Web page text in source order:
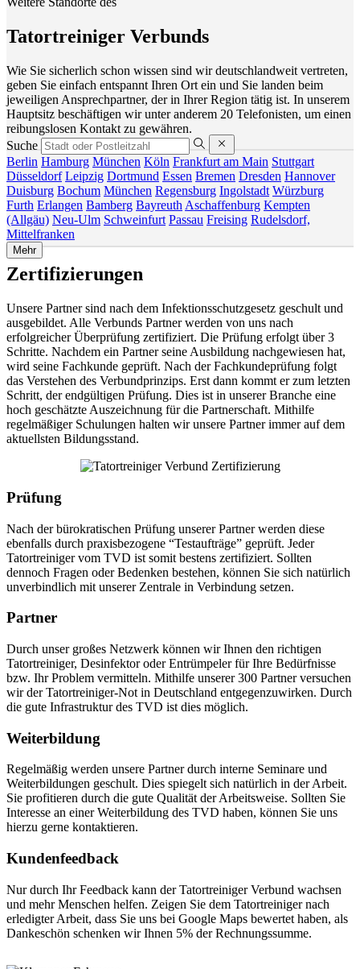
Tatortreiniger Verbunds
Wie Sie sicherlich schon wissen sind wir deutschlandweit vertreten,
geben Sie einfach entspannt Ihren Ort ein und Sie landen beim
jeweiligen Ansprechpartner, der in Ihrer Region tätig ist. In unserem
Hauptsitz beschäftigen wir unter anderem 20 Telefonisten, um einen
reibungslosen Kontakt zu gewähren.
Suche
Berlin Hamburg München Köln Frankfurt am Main Stuttgart
Düsseldorf Leipzig Dortmund Essen Bremen Dresden Hannover
Duisburg Bochum München Regensburg Ingolstadt Würzburg
Furth Erlangen Bamberg Bayreuth Aschaffenburg Kempten
(Allgäu) Neu-Ulm Schweinfurt Passau Freising Rudelsdorf,
Mittelfranken
Mehr
Zertifizierungen
Unsere Partner sind nach dem Infektionsschutzgesetz geschult und
ausgebildet. Alle Verbunds Partner werden von uns nach
erfolgreicher Überprüfung zertifiziert. Die Prüfung erfolgt über 3
Schritte. Nachdem ein Partner seine Ausbildung nachgewiesen hat,
wird seine Fachkunde geprüft. Nach der Fachkundeprüfung folgt
das Verstehen des Verbundprinzips. Erst dann kommt er zum letzten
Schritt, der endgültigen Prüfung. Dies ist in unserer Branche eine
hoch geschätzte Auszeichnung für die Partnerschaft. Mithilfe
regelmäßiger Schulungen halten wir unsere Partner immer auf dem
aktuellsten Bildungsstand.
Prüfung
Nach der bürokratischen Prüfung unserer Partner werden diese
ebenfalls durch praxisbezogene “Testaufträge” geprüft. Jeder
Tatortreiniger vom TVD ist somit bestens zertifiziert. Sollten
dennoch Fragen oder Bedenken bestehen, können Sie sich natürlich
unverbindlich mit unserer Zentrale in Verbindung setzen.
Partner
Durch unser großes Netzwerk können wir Ihnen den richtigen
Tatortreiniger, Desinfektor oder Entrümpeler für Ihre Bedürfnisse
bzw. Ihr Problem vermitteln. Mithilfe unserer 300 Partner versuchen
wir der Tatortreiniger-Not in Deutschland entgegenzuwirken. Durch
die gute Infrastruktur des TVD ist dies möglich.
Weiterbildung
Regelmäßig werden unsere Partner durch interne Seminare und
Weiterbildungen geschult. Dies spiegelt sich natürlich in der Arbeit.
Sie profitieren durch die gute Qualität der Arbeitsweise. Sollten Sie
Interesse an einer Weiterbildung des TVD haben, können Sie uns
hierzu gerne kontaktieren.
Kundenfeedback
Nur durch Ihr Feedback kann der Tatortreiniger Verbund wachsen
und mehr Menschen helfen. Zeigen Sie dem Tatortreiniger nach
erledigter Arbeit, dass Sie uns bei Google Maps bewertet haben, als
Dankeschön schenken wir Ihnen 5% der Rechnungssumme.